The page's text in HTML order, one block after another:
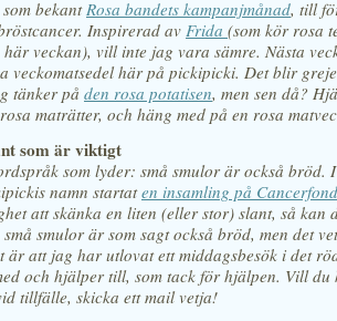
bekantRosa bandets kampanjmånad, till
Inspirerad avFrida (som kör rosa
veckan), vill inte jag vara sämre. Nästa
veckomatsedel här på pickipicki. Det blir
tänker på den rosa potatisen, men sen då?
maträtter, och häng med på en rosa
som är viktigt
som lyder: små smulor är också bröd.
namn startaten insamling på
att skänka en liten (eller stor) slant, så kan
smulor är som sagt också bröd, men det
är att jag har utlovat ett middagsbesök i det
och hjälper till, som tack för hjälpen. Vill du
tillfälle, skicka ett mail vetja!